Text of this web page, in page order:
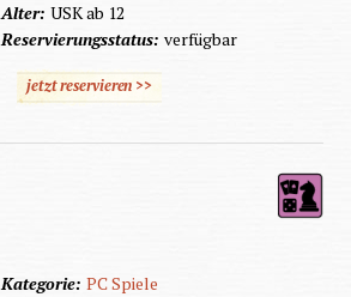
Alter:USK ab 12
Reservierungsstatus:verfügbar
jetzt reservieren >>
Kategorie:PC Spiele